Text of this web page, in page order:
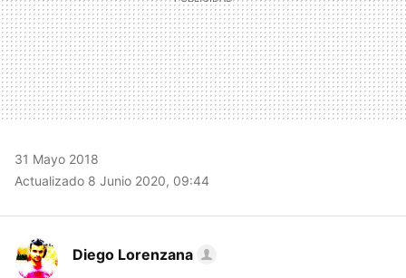
31 Mayo 2018
Actualizado 8 Junio 2020, 09:44
Diego Lorenzana